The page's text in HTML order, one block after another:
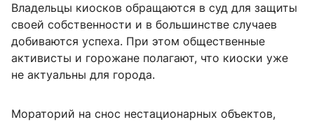
Владельцы киосков обращаются в суд для защиты
своей собственности и в большинстве случаев
добиваются успеха. При этом общественные
активисты и горожане полагают, что киоски уже
не актуальны для города.
Мораторий на снос нестационарных объектов,